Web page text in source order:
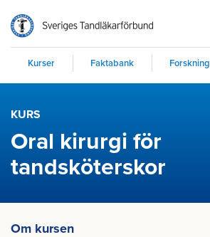
Kurser Faktabank Forskning
KURS
Oral kirurgi för
tandsköterskor
Om kursen